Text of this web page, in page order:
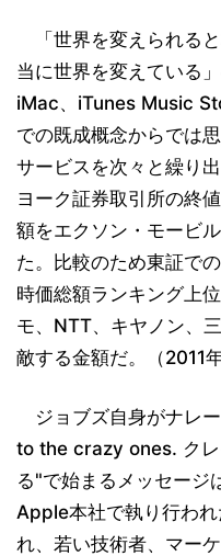
「世界を変えられる
当に世界を変えている
iMac、iTunes Music
での既成概念からでは
サービスを次々と繰り
ヨーク証券取引所の終
額をエクソン・モービ
た。比較のため東証で
時価総額ランキング上
モ、NTT、キヤノン、
敵する金額だ。（2011
ジョブズ自身がナレ
to the crazy ones. クレ
る"で始まるメッセージ
Apple本社で執り行わ
れ、若い技術者、マー